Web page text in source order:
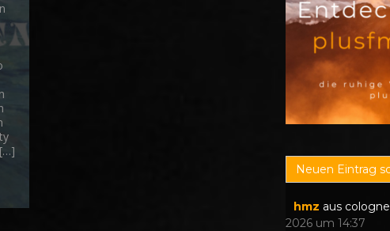
hmz aus cologne
2026 um 14:37